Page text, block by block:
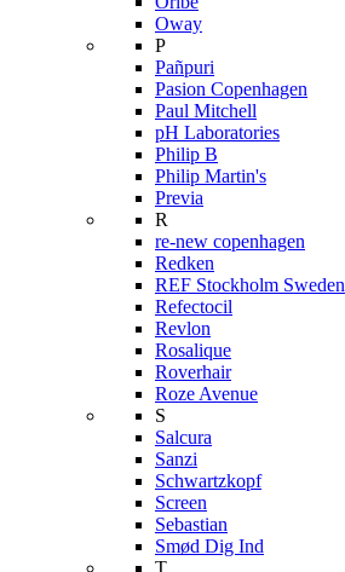
Oway
P
Pañpuri
Pasion Copenhagen
Paul Mitchell
pH Laboratories
Philip B
Philip Martin's
Previa
R
re-new copenhagen
Redken
REF Stockholm Sweden
Refectocil
Revlon
Rosalique
Roverhair
Roze Avenue
S
Salcura
Sanzi
Schwartzkopf
Screen
Sebastian
Smød Dig Ind
T